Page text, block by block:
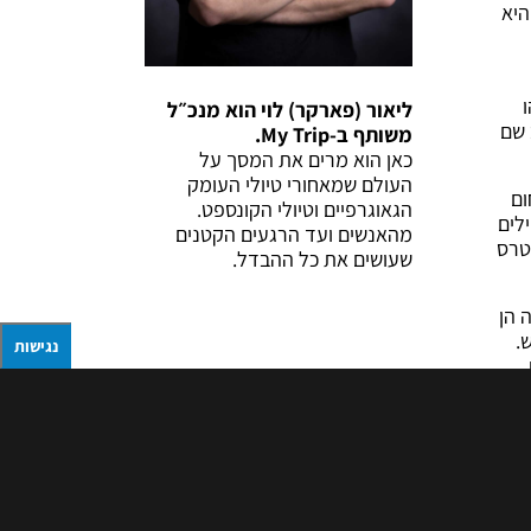
שם
הן
ליאור (פארקר) לוי הוא מנכ״ל
משותף ב-My Trip.
כאן הוא מרים את המסך על
העולם שמאחורי טיולי העומק
הגאוגרפיים וטיולי הקונספט.
מהאנשים ועד הרגעים הקטנים
שעושים את כל ההבדל.
נגישות